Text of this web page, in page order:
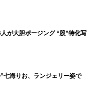
が大胆ポージング “股”特化写
七海りお、ランジェリー姿で